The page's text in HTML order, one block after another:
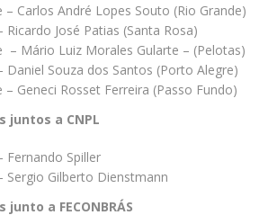
– Carlos André Lopes Souto (Rio Grande)
Ricardo José Patias (Santa Rosa)
– Mário Luiz Morales Gularte – (Pelotas)
Daniel Souza dos Santos (Porto Alegre)
– Geneci Rosset Ferreira (Passo Fundo)
juntos a CNPL
Fernando Spiller
Sergio Gilberto Dienstmann
a FECONBRÁS